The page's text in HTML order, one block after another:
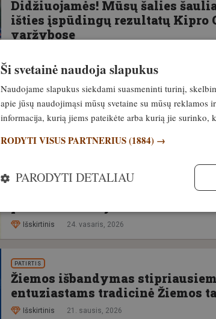
Didžiuojamės! Mūsų šalies
išties įspūdingų rezultatų Kipro
varžybose
PATIRTIS
Baisusis baubas – atatranka!
kovoti?
Išskirtinis 14. kovas, 2026
PATIRTIS
Žiema baigiasi. Šaulius kviečia
Išskirtinis 24. vasaris, 2026
PATIRTIS
Žiemos išbandymas
entuziastams tradicinė Žiemos
Išskirtinis 21. sausis, 2026
Ši svetainė naudoja slapukus
Naudojame slapukus siekdami suasmeninti turinį,
apie jūsų naudojimąsi mūsų svetaine su mūsų
informacija, kurią jiems pateikėte arba kurią jie surinko,
RODYTI VISUS PARTNERIUS(1884) →
PARODYTI DETALIAU